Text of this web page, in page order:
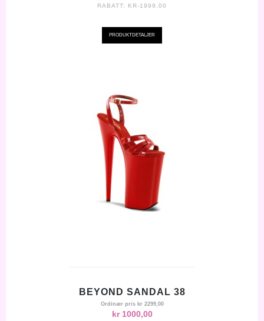
RABATT: KR-1999,00
PRODUKTDETALJER
BEYOND SANDAL 38
Ordinær pris kr 2299,00
kr 1000,00